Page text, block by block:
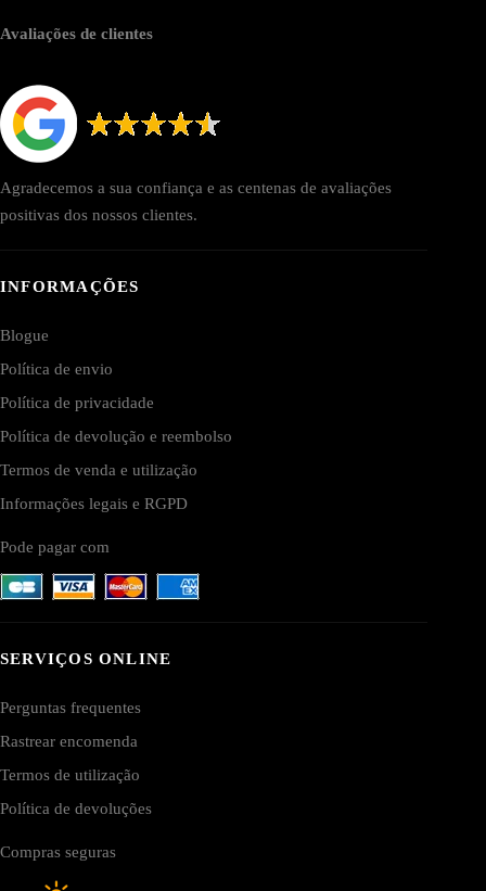
Avaliações de clientes
Agradecemos a sua confiança e as centenas de avaliações
positivas dos nossos clientes.
INFORMAÇÕES
Blogue
Política de envio
Política de privacidade
Política de devolução e reembolso
Termos de venda e utilização
Informações legais e RGPD
Pode pagar com
SERVIÇOS ONLINE
Perguntas frequentes
Rastrear encomenda
Termos de utilização
Política de devoluções
Compras seguras